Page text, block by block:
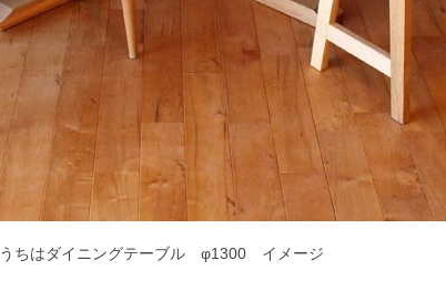
うちはダイニングテーブル φ1300 イメージ